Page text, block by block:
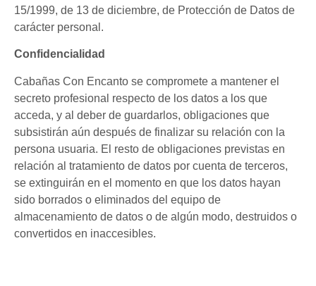
15/1999, de 13 de diciembre, de Protección de Datos de
carácter personal.
Confidencialidad
Cabañas Con Encanto se compromete a mantener el
secreto profesional respecto de los datos a los que
acceda, y al deber de guardarlos, obligaciones que
subsistirán aún después de finalizar su relación con la
persona usuaria. El resto de obligaciones previstas en
relación al tratamiento de datos por cuenta de terceros,
se extinguirán en el momento en que los datos hayan
sido borrados o eliminados del equipo de
almacenamiento de datos o de algún modo, destruidos o
convertidos en inaccesibles.